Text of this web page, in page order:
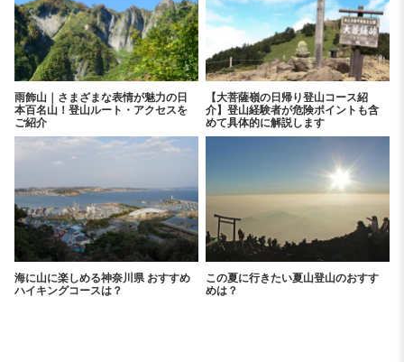
雨飾山｜さまざまな表情が魅力の日
本百名山！登山ルート・アクセスを
ご紹介
【大菩薩嶺の日帰り登山コース紹
介】登山経験者が危険ポイントも含
めて具体的に解説します
海に山に楽しめる神奈川県 おすすめ
ハイキングコースは？
この夏に行きたい夏山登山のおすす
めは？